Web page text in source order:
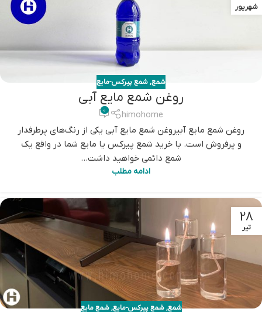
شهریور
شمع,شمع پیرکس-مایع
روغن شمع مایع آبی
himohome
0
روغن شمع مایع آبیروغن شمع مایع آبی یکی از رنگ‌های پرطرفدار
و پرفروش است. با خرید شمع پیرکس یا مایع شما در واقع یک
شمع دائمی خواهید داشت...
ادامه مطلب
28
تیر
شمع,شمع پیرکس-مایع,شمع مایع